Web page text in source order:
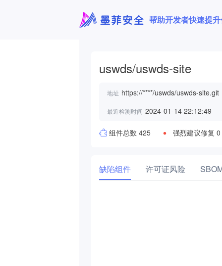
帮助开发者快速提
uswds/uswds-site
地址 https://****/uswds/uswds-site.git
最近检测时间 2024-01-14 22:12:49
组件总数 425 强烈建议修复 0
缺陷组件 许可证风险